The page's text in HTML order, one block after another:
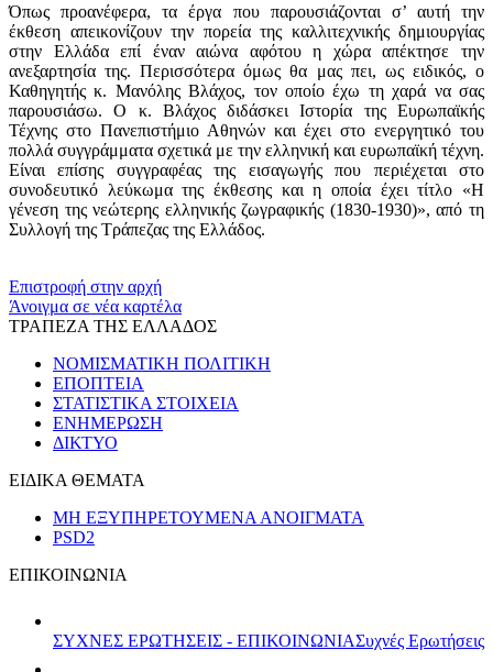
Όπως προανέφερα, τα έργα που παρουσιάζονται σ’ αυτή την
έκθεση απεικονίζουν την πορεία της καλλιτεχνικής δημιουργίας
στην Ελλάδα επί έναν αιώνα αφότου η χώρα απέκτησε την
ανεξαρτησία της. Περισσότερα όμως θα μας πει, ως ειδικός, ο
Καθηγητής κ. Μανόλης Βλάχος, τον οποίο έχω τη χαρά να σας
παρουσιάσω. Ο κ. Βλάχος διδάσκει Ιστορία της Ευρωπαϊκής
Τέχνης στο Πανεπιστήμιο Αθηνών και έχει στο ενεργητικό του
πολλά συγγράμματα σχετικά με την ελληνική και ευρωπαϊκή τέχνη.
Είναι επίσης συγγραφέας της εισαγωγής που περιέχεται στο
συνοδευτικό λεύκωμα της έκθεσης και η οποία έχει τίτλο «Η
γένεση της νεώτερης ελληνικής ζωγραφικής (1830-1930)», από τη
Συλλογή της Τράπεζας της Ελλάδος.
Επιστροφή στην αρχή
Άνοιγμα σε νέα καρτέλα
ΤΡΑΠΕΖΑ ΤΗΣ ΕΛΛΑΔΟΣ
ΝΟΜΙΣΜΑΤΙΚΗ ΠΟΛΙΤΙΚΗ
ΕΠΟΠΤΕΙΑ
ΣΤΑΤΙΣΤΙΚΑ ΣΤΟΙΧΕΙΑ
ΕΝΗΜΕΡΩΣΗ
ΔΙΚΤΥΟ
ΕΙΔΙΚΑ ΘΕΜΑΤΑ
ΜΗ ΕΞΥΠΗΡΕΤΟΥΜΕΝΑ ΑΝΟΙΓΜΑΤΑ
PSD2
ΕΠΙΚΟΙΝΩΝΙΑ
ΣΥΧΝΕΣ ΕΡΩΤΗΣΕΙΣ - ΕΠΙΚΟΙΝΩΝΙΑΣυχνές Ερωτήσεις